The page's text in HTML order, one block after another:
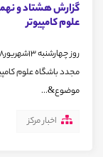
گزارش هشتاد و
علوم کامپیوتر
مجدد باشگاه علوم
موضوع&...
اخبار مرکز